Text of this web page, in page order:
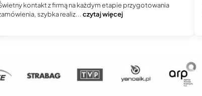
Świetny kontakt z firmą na każdym etapie przygotowania
zamówienia, szybka realiz...czytaj więcej